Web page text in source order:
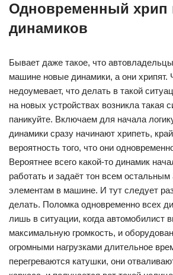
Одновременный хрип
динамиков
Бывает даже такое, что
машине новые динамики, а они хрипят.
недоумевает, что делать в такой
на новых устройствах возникла такая
паникуйте. Включаем для начала
динамики сразу начинают хрипеть,
вероятность того, что они
Вероятнее всего какой-то динамик
работать и задаёт тон всем остальным
элементам в машине. И тут следует
делать. Поломка одновременно всех
лишь в ситуации, когда автомобилист
максимальную громкость, и
огромными нагрузками длительное
перегреваются катушки, они